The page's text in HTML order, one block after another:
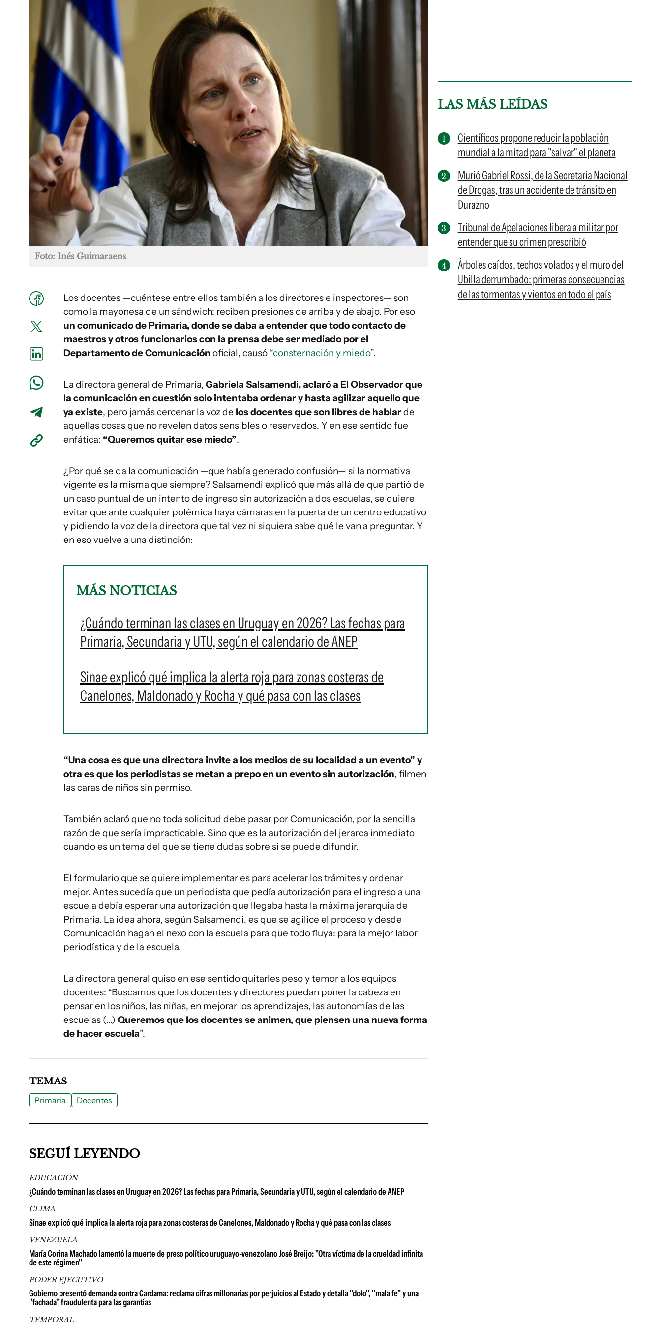
Foto: Inés Guimaraens
Los docentes —cuéntese entre ellos también a los directores e inspectores— son
como la mayonesa de un sándwich: reciben presiones de arriba y de abajo. Por eso
un comunicado de Primaria, donde se daba a entender que todo contacto de
maestros y otros funcionarios con la prensa debe ser mediado por el
Departamento de Comunicación oficial, causó “consternación y miedo”.
La directora general de Primaria, Gabriela Salsamendi, aclaró a El Observador que
la comunicación en cuestión solo intentaba ordenar y hasta agilizar aquello que
ya existe, pero jamás cercenar la voz de los docentes que son libres de hablarde
aquellas cosas que no revelen datos sensibles o reservados. Y en ese sentido fue
enfática: “Queremos quitar ese miedo”.
¿Por qué se da la comunicación —que había generado confusión— si la normativa
vigente es la misma que siempre? Salsamendi explicó que más allá de que partió de
un caso puntual de un intento de ingreso sin autorización a dos escuelas, se quiere
evitar que ante cualquier polémica haya cámaras en la puerta de un centro educativo
y pidiendo la voz de la directora que tal vez ni siquiera sabe qué le van a preguntar. Y
en eso vuelve a una distinción:
MÁS NOTICIAS
¿Cuándo terminan las clases en Uruguay en 2026? Las fechas para
Primaria, Secundaria y UTU, según el calendario de ANEP
Sinae explicó qué implica la alerta roja para zonas costeras de
Canelones, Maldonado y Rocha y qué pasa con las clases
“Una cosa es que una directora invite a los medios de su localidad a un evento” y
otra es que los periodistas se metan a prepo en un evento sin autorización, filmen
las caras de niños sin permiso.
También aclaró que no toda solicitud debe pasar por Comunicación, por la sencilla
razón de que sería impracticable. Sino que es la autorización del jerarca inmediato
cuando es un tema del que se tiene dudas sobre si se puede difundir.
El formulario que se quiere implementar es para acelerar los trámites y ordenar
mejor. Antes sucedía que un periodista que pedía autorización para el ingreso a una
escuela debía esperar una autorización que llegaba hasta la máxima jerarquía de
Primaria. La idea ahora, según Salsamendi, es que se agilice el proceso y desde
Comunicación hagan el nexo con la escuela para que todo fluya: para la mejor labor
periodística y de la escuela.
La directora general quiso en ese sentido quitarles peso y temor a los equipos
docentes: “Buscamos que los docentes y directores puedan poner la cabeza en
pensar en los niños, las niñas, en mejorar los aprendizajes, las autonomías de las
escuelas (…) Queremos que los docentes se animen, que piensen una nueva forma
de hacer escuela”.
LAS MÁS LEÍDAS
Científicos propone reducir la población
mundial a la mitad para "salvar" el planeta
Murió Gabriel Rossi, de la Secretaría Nacional
de Drogas, tras un accidente de tránsito en
Durazno
Tribunal de Apelaciones libera a militar por
entender que su crimen prescribió
Árboles caídos, techos volados y el muro del
Ubilla derrumbado: primeras consecuencias
de las tormentas y vientos en todo el país
TEMAS
Primaria Docentes
SEGUÍ LEYENDO
EDUCACIÓN
¿Cuándo terminan las clases en Uruguay en 2026? Las fechas para Primaria, Secundaria y UTU, según el calendario de ANEP
CLIMA
Sinae explicó qué implica la alerta roja para zonas costeras de Canelones, Maldonado y Rocha y qué pasa con las clases
VENEZUELA
María Corina Machado lamentó la muerte de preso político uruguayo-venezolano José Breijo: "Otra víctima de la crueldad infinita
de este régimen"
PODER EJECUTIVO
Gobierno presentó demanda contra Cardama: reclama cifras millonarias por perjuicios al Estado y detalla "dolo", "mala fe" y una
"fachada" fraudulenta para las garantías
TEMPORAL